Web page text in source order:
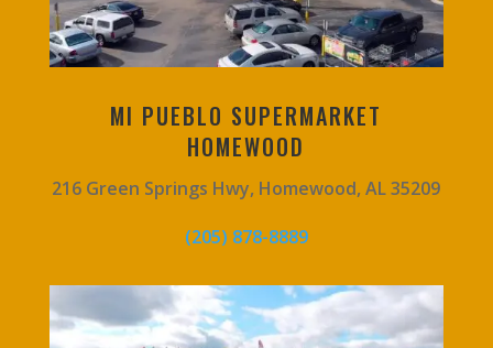
MI PUEBLO SUPERMARKET
HOMEWOOD
216 Green Springs Hwy, Homewood, AL 35209
(205) 878-8889